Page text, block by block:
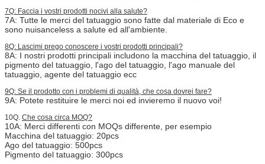
7Q: Faccia i vostri prodotti nocivi alla salute?
7A: Tutte le merci del tatuaggio sono fatte dal materiale di Eco e
sono nuisanceless a salute ed all'ambiente.
8Q: Lascimi prego conoscere i vostri prodotti principali?
8A: I nostri prodotti principali includono la macchina del tatuaggio, il
pigmento del tatuaggio, l'ago del tatuaggio, l'ago manuale del
tatuaggio, agente del tatuaggio ecc
9Q: Se il prodotto con i problemi di qualità, che cosa dovrei fare?
9A: Potete restituire le merci noi ed invieremo il nuovo voi!
10Q. Che cosa circa MOQ?
10A: Merci differenti con MOQs differente, per esempio
Macchina del tatuaggio: 20pcs
Ago del tatuaggio: 500pcs
Pigmento del tatuaggio: 300pcs